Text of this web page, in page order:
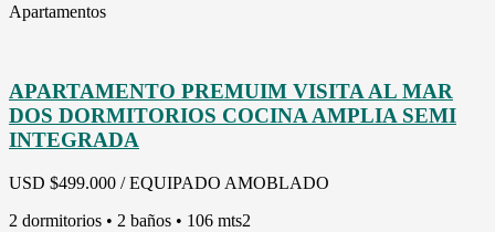
Apartamentos
APARTAMENTO PREMUIM VISITA AL MAR
DOS DORMITORIOS COCINA AMPLIA SEMI
INTEGRADA
USD $499.000 / EQUIPADO AMOBLADO
2 dormitorios • 2 baños • 106 mts2